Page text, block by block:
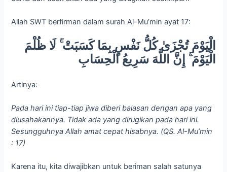
Allah SWT berfirman dalam surah Al-Mu’min ayat 17:
الْيَوْمَ تُجْزَىٰ كُلُّ نَفْسٍ بِمَا كَسَبَتْ ۚ لَا ظُلْمَ
الْيَوْمَ ۚ إِنَّ اللَّهَ سَرِيعُ الْحِسَابِ
Artinya:
Pada hari ini tiap-tiap jiwa diberi balasan dengan apa yang
diusahakannya. Tidak ada yang dirugikan pada hari ini.
Sesungguhnya Allah amat cepat hisabnya. (QS. Al-Mu’min
: 17)
Karena itu, kita diwajibkan untuk beriman salah satunya